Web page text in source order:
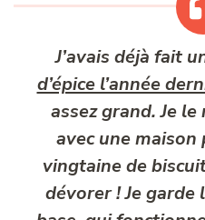
J’avais déjà fait
d’épice l’année
assez grand. Je
avec une
vingtaine de
dévorer ! Je garde